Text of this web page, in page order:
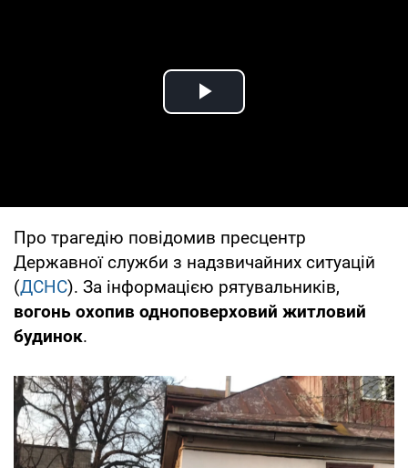
Play Video
Про трагедію повідомив пресцентр
Державної служби з надзвичайних ситуацій
(ДСНС). За інформацією рятувальників,
вогонь охопив одноповерховий житловий
будинок.